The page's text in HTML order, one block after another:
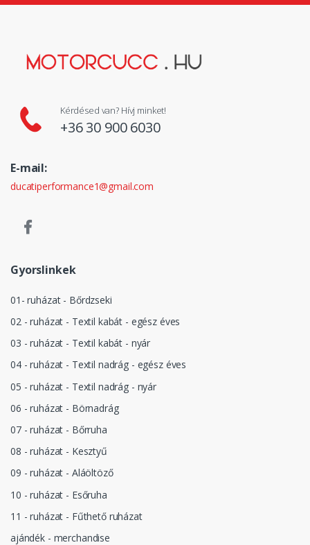
Kérdésed van? Hívj minket!
+36 30 900 6030
E-mail:
ducatiperformance1@gmail.com
Gyorslinkek
01- ruházat - Bőrdzseki
02 - ruházat - Textil kabát - egész éves
03 - ruházat - Textil kabát - nyár
04 - ruházat - Textil nadrág - egész éves
05 - ruházat - Textil nadrág - nyár
06 - ruházat - Börnadrág
07 - ruházat - Bőrruha
08 - ruházat - Kesztyű
09 - ruházat - Aláöltöző
10 - ruházat - Esőruha
11 - ruházat - Fűthető ruházat
ajándék - merchandise